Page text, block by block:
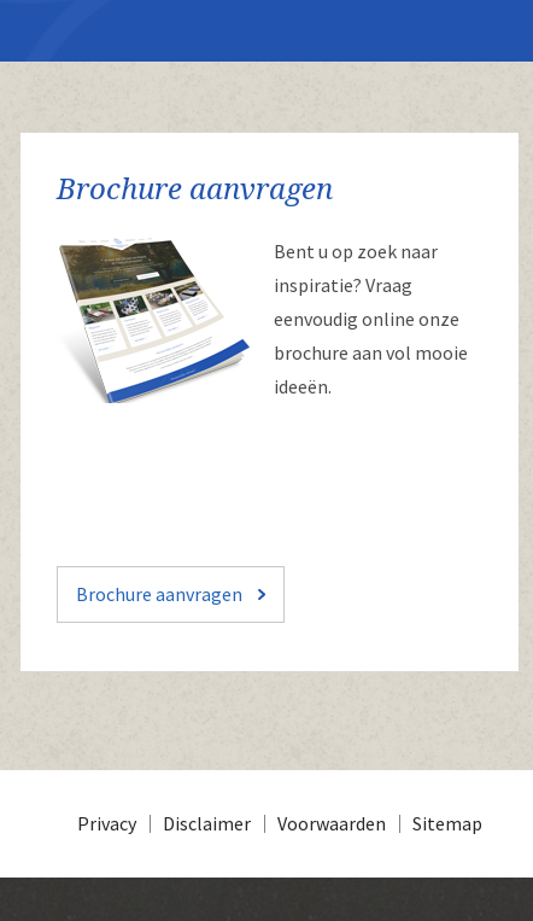
Brochure aanvragen
Bent u op zoek naar
inspiratie? Vraag
eenvoudig online onze
brochure aan vol mooie
ideeën.
Brochure aanvragen
Privacy Disclaimer Voorwaarden Sitemap